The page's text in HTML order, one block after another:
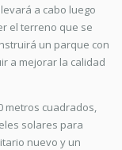
a cabo luego
el terreno que se
un parque con
a mejorar la calidad
metros cuadrados,
solares para
nuevo y un